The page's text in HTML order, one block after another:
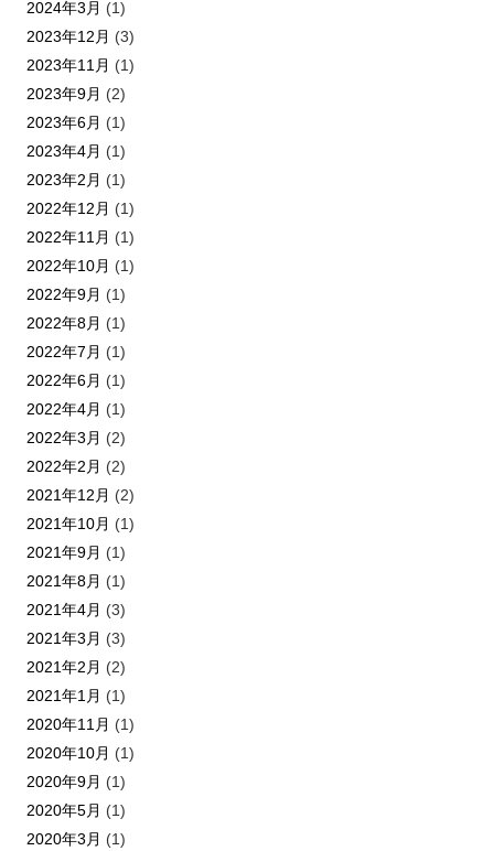
2024年3月 (1)
2023年12月 (3)
2023年11月 (1)
2023年9月 (2)
2023年6月 (1)
2023年4月 (1)
2023年2月 (1)
2022年12月 (1)
2022年11月 (1)
2022年10月 (1)
2022年9月 (1)
2022年8月 (1)
2022年7月 (1)
2022年6月 (1)
2022年4月 (1)
2022年3月 (2)
2022年2月 (2)
2021年12月 (2)
2021年10月 (1)
2021年9月 (1)
2021年8月 (1)
2021年4月 (3)
2021年3月 (3)
2021年2月 (2)
2021年1月 (1)
2020年11月 (1)
2020年10月 (1)
2020年9月 (1)
2020年5月 (1)
2020年3月 (1)